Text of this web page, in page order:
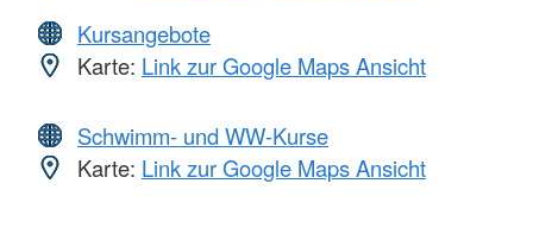
Kursangebote
Karte: Link zur Google Maps Ansicht
Schwimm- und WW-Kurse
Karte: Link zur Google Maps Ansicht